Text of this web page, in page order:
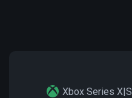
Xbox Series X|S